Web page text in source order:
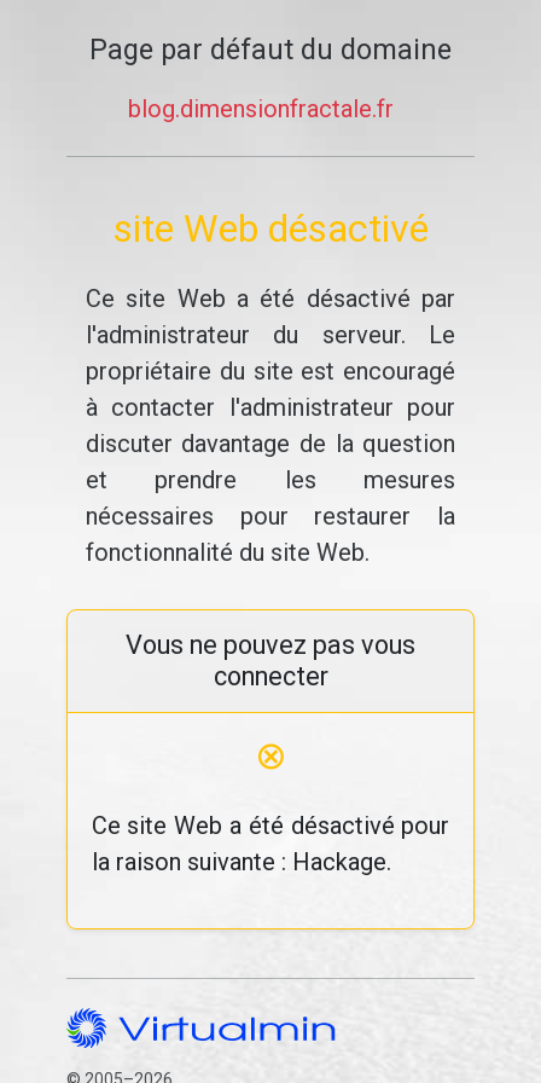
Page par défaut du domaine
blog.dimensionfractale.fr
site Web désactivé
Ce site Web a été désactivé par
l'administrateur du serveur. Le
propriétaire du site est encouragé
à contacter l'administrateur pour
discuter davantage de la question
et prendre les mesures
nécessaires pour restaurer la
fonctionnalité du site Web.
Vous ne pouvez pas vous
connecter
⊗
Ce site Web a été désactivé pour
la raison suivante : Hackage.